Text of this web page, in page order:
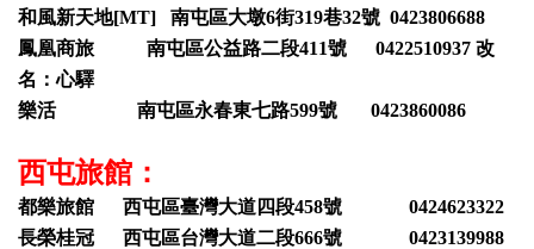
和風新天地[MT] 南屯區大墩6街319巷32號 0423806688
鳳凰商旅 南屯區公益路二段411號 0422510937 改
名：心驛
樂活 南屯區永春東七路599號 0423860086
西屯旅館：
都樂旅館 西屯區臺灣大道四段458號 0424623322
長榮桂冠 西屯區台灣大道二段666號 0423139988